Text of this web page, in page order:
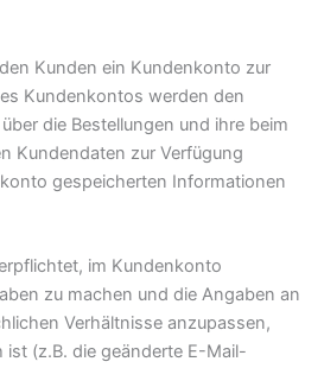
Kunden ein Kundenkonto zur
Kundenkontos werden den
die Bestellungen und ihre beim
Kundendaten zur Verfügung
gespeicherten Informationen
im Kundenkonto
zu machen und die Angaben an
Verhältnisse anzupassen,
(z.B. die geänderte E-Mail-